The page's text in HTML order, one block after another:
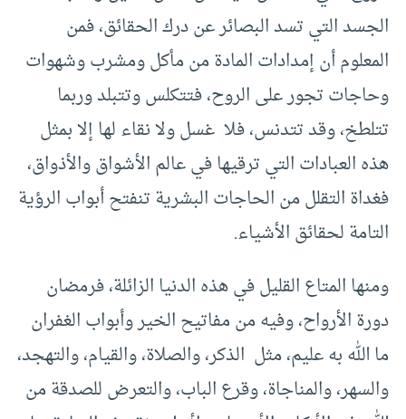
الجسد التي تسد البصائر عن درك الحقائق، فمن
المعلوم أن إمدادات المادة من مأكل ومشرب وشهوات
وحاجات تجور على الروح، فتتكلس وتتبلد وربما
تتلطخ، وقد تتدنس، فلا غسل ولا نقاء لها إلا بمثل
هذه العبادات التي ترقيها في عالم الأشواق والأذواق،
فغداة التقلل من الحاجات البشرية تنفتح أبواب الرؤية
التامة لحقائق الأشياء.
ومنها المتاع القليل في هذه الدنيا الزائلة، فرمضان
دورة الأرواح، وفيه من مفاتيح الخير وأبواب الغفران
ما الله به عليم، مثل الذكر، والصلاة، والقيام، والتهجد،
والسهر، والمناجاة، وقرع الباب، والتعرض للصدقة من